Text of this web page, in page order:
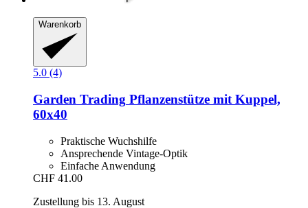
Warenkorb
5.0 (4)
Garden Trading Pflanzenstütze mit Kuppel,
60x40
Praktische Wuchshilfe
Ansprechende Vintage-Optik
Einfache Anwendung
CHF 41.00
Zustellung bis 13. August